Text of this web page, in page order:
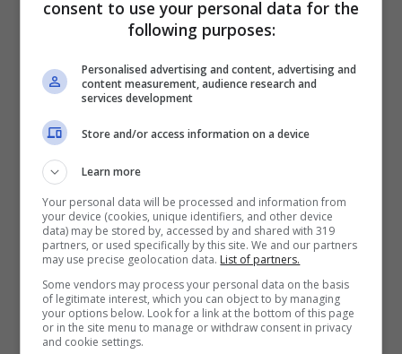
per il cane. La normativa di riferimento è la
R. n. 46 del 2018 , che all’ art. 15
sanciste
l’istituzione di unabanca dati degli animali
da compagnia o d’affezione
informatizzata
evince che l’obbligo di iscrizione sussiste
soltanto per il cane.
Potrebbe interessarti anche:È
obbligatorio il microchip per il gatto in
Umbria? Cosa stabilisce la legge
consent to use your personal data for the
following purposes:
Personalised advertising and content, advertising and
content measurement, audience research and
services development
Store and/or access information on a device
Learn more
Your personal data will be processed and information from
your device (cookies, unique identifiers, and other device
data) may be stored by, accessed by and shared with 319
partners, or used specifically by this site. We and our partners
may use precise geolocation data. List of partners.
Some vendors may process your personal data on the basis
of legitimate interest, which you can object to by managing
your options below. Look for a link at the bottom of this page
or in the site menu to manage or withdraw consent in privacy
and cookie settings.